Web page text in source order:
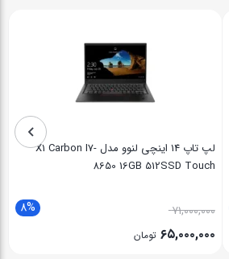
لپ تاپ 14 اینچی لنوو مدل X1 Carbon I7-
8650 16GB 512SSD Touch
8% ۷۱,۰۰۰,۰۰۰
۶۵,۰۰۰,۰۰۰ تومان